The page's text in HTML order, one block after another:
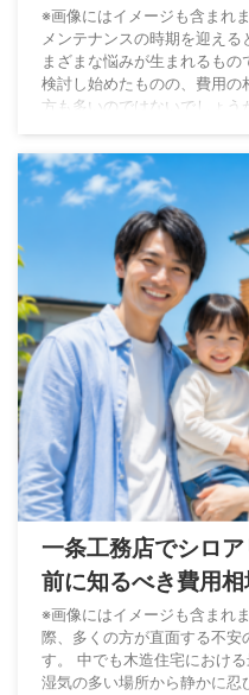
※画像にはイメージも含まれ
メンテナンスの時期を迎える
まざまな悩みが生まれるも
検討し始めたものの、費用の
方も多いのではないでしょ
問を抱くケースも少なくあ
館床暖房といった魅力的な
専門的なメンテナンスを必
一条工務店でシロ
前に知るべき費用
※画像にはイメージも含まれ
際、多くの方が直面する不
す。 中でも木造住宅におけ
湿気の多い場所から静かに忍